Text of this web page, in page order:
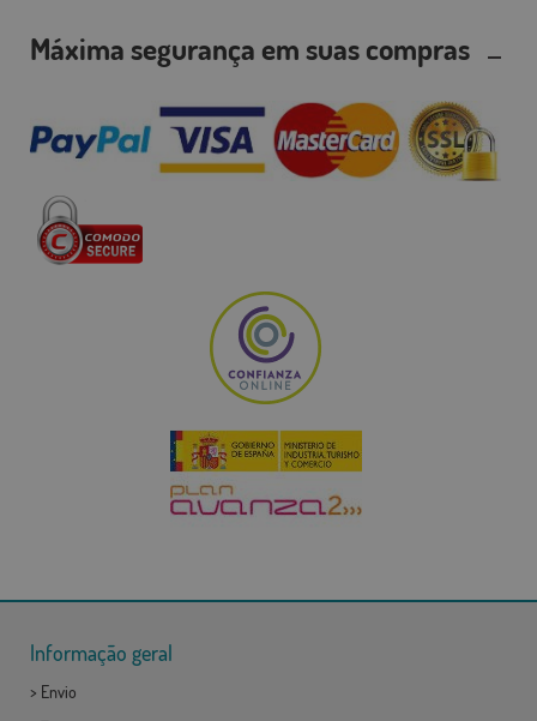
Máxima segurança em suas compras
Informação geral
> Envio